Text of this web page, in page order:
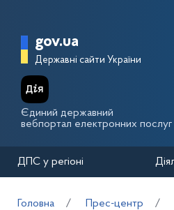
Головна
gov.ua
Державні сайти України
Єдиний державний
вебпортал електронних послуг
ДПС у регіоні
Головна Прес-центр